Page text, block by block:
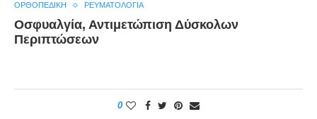
ΟΡΘΟΠΕΔΙΚΉ ΡΕΥΜΑΤΟΛΟΓΊΑ
Οσφυαλγία, Αντιμετώπιση Δύσκολων
Περιπτώσεων
0